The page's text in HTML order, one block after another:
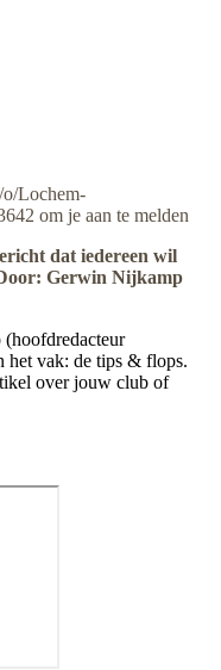
o/Lochem-
om je aan te melden
dat iedereen wil
Gerwin Nijkamp
het vak: de tips & flops.
over jouw club of